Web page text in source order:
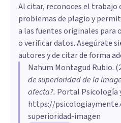
Al citar, reconoces el trabajo
problemas de plagio y
a las fuentes originales para
o verificar datos. Asegúrate
autores y de citar de forma
Nahum Montagud Rubio. (
de superioridad de la
afecta?. Portal Psicología
https://
superioridad-imagen